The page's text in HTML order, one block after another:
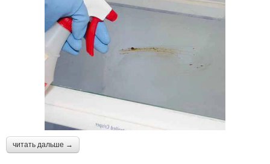
читать дальше →